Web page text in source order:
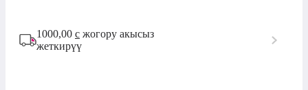
1000,00 с жогору акысыз
жеткирүү